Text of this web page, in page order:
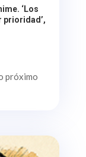
‘Los
prioridad’,
próximo